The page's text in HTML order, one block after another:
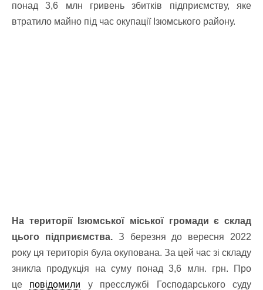
понад 3,6 млн гривень збитків підприємству, яке
втратило майно під час окупації Ізюмського району.
На території Ізюмської міської громади є склад
цього підприємства.З березня до вересня 2022
року ця територія була окупована. За цей час зі складу
зникла продукція на суму понад 3,6 млн. грн.
Про
це повідомили у пресслужбі Господарського суду